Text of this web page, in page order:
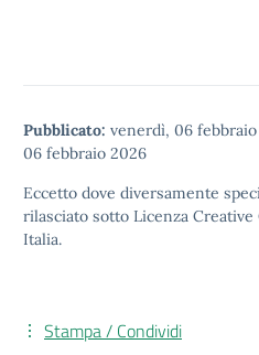
Pubblicato: venerdì, 06
06 febbraio 2026
Eccetto dove diversamente
rilasciato sotto Licenza
Italia.
Stampa / Condividi